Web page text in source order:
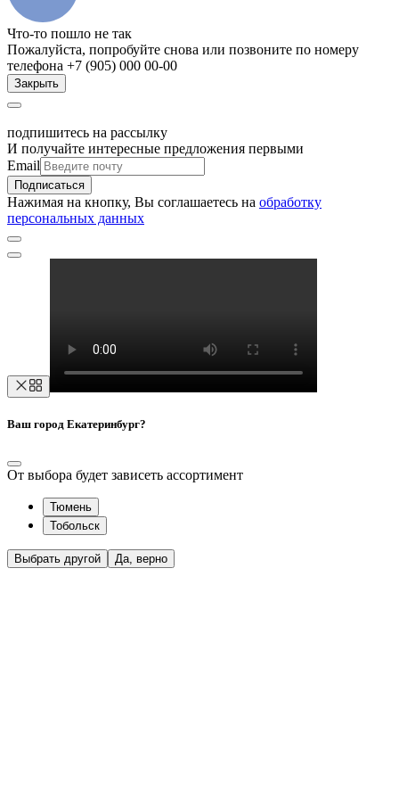
Что-то пошло не так
Пожалуйста, попробуйте снова или позвоните по номеру
телефона +7 (905) 000 00-00
Закрыть
подпишитесь на рассылку
И получайте интересные предложения первыми
Email
Подписаться
Нажимая на кнопку, Вы соглашаетесь на обработку
персональных данных
Ваш город Екатеринбург?
От выбора будет зависеть ассортимент
Тюмень
Тобольск
Выбрать другой Да, верно